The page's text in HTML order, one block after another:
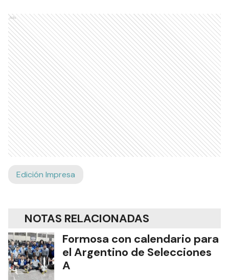
Ads
Edición Impresa
NOTAS RELACIONADAS
Formosa con calendario para
el Argentino de Selecciones
A